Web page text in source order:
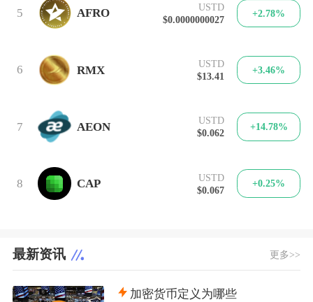
5 AFRO
USTD
$0.0000000027
+2.78%
6 RMX
USTD
$13.41
+3.46%
7 AEON
USTD
$0.062
+14.78%
8 CAP
USTD
$0.067
+0.25%
最新资讯 更多>>
加密货币定义为哪些